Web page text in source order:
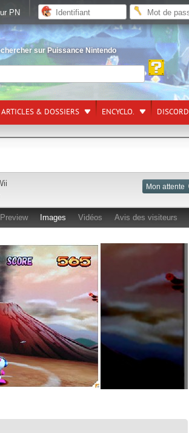
sur Puissance Nintendo
ARTICLES & DOSSIERS ENCYCLO. DISCORD
Mon attente
Preview Images Vidéos Avis des visiteurs
PN